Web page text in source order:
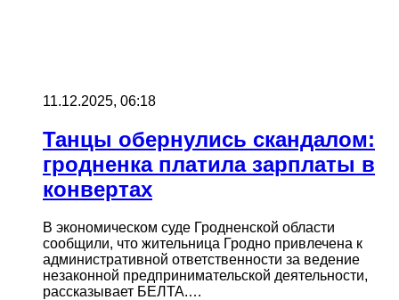
11.12.2025, 06:18
Танцы обернулись скандалом:
гродненка платила зарплаты в
конвертах
В экономическом суде Гродненской области
сообщили, что жительница Гродно привлечена к
административной ответственности за ведение
незаконной предпринимательской деятельности,
рассказывает БЕЛТА.…